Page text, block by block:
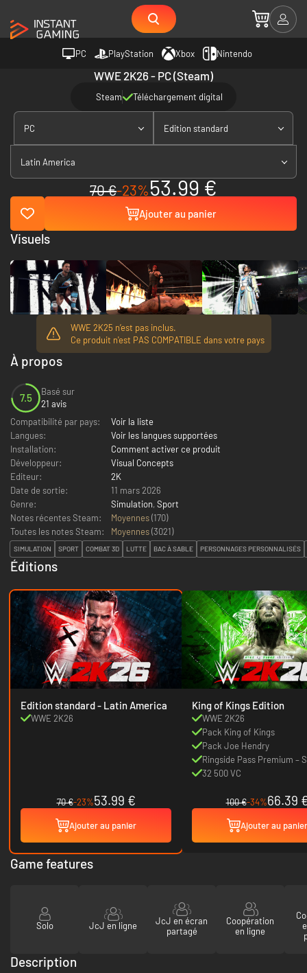
PC PlayStation Xbox Nintendo
WWE 2K26 - PC (Steam)
Steam Téléchargement digital
PC Edition standard
Latin America
70 €-23%53.99 €
Ajouter au panier
WWE 2K25 n’est pas inclus.
Ce produit n'est PAS COMPATIBLE dans votre pays
À propos
7.5
Basé sur
21 avis
Compatibilité par pays:
Voir la liste
Langues:
Voir les langues supportées
Installation:
Comment activer ce produit
Développeur:
Visual Concepts
Editeur:
2K
Date de sortie:
11 mars 2026
Genre:
Simulation, Sport
Notes récentes Steam:
Moyennes(170)
Toutes les notes Steam:
Moyennes(3021)
SIMULATION SPORT COMBAT 3D LUTTE BAC À SABLE PERSONNAGES PERSONNALISÉS
Éditions
Edition standard - Latin America
WWE 2K26
70 €-23%53.99 €
Ajouter au panier
King of Kings Edition
WWE 2K26
Pack King of Kings
Pack Joe Hendry
Ringside Pass Premium –
32 500 VC
100 €-34%66.39
Ajouter au panier
Visuels
Game features
Solo JcJ en ligne
JcJ en écran
partagé
Coopération
en ligne
Description